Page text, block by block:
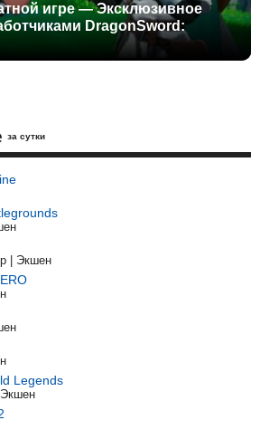
игре — Эксклюзивное
DragonSword:
за сутки
| Экшен
Legends